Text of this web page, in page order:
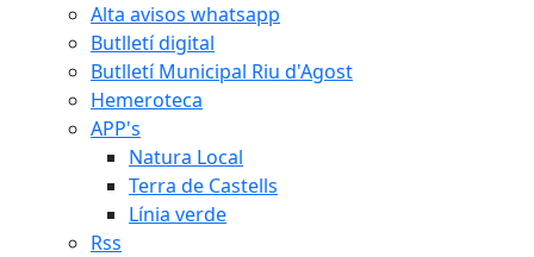
Alta avisos whatsapp
Butlletí digital
Butlletí Municipal Riu d'Agost
Hemeroteca
APP's
Natura Local
Terra de Castells
Línia verde
Rss